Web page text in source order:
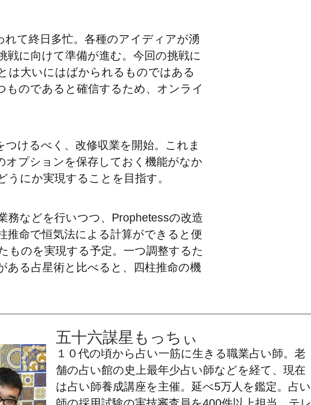
て終日多忙。各種のアイディアが湧
に向けて準備が進む。今回の挑戦に
は大いにはばかられるものではある
ものであると確信するため、オンライ
けるべく、改修収業を開始。これま
オプションを保存しておく機能がなか
にか実現することを目指す。
務などを行いつつ、Prophetessの改造
推命で恒気法による計算ができると便
ものを実現する予定。一つ調整するた
る占星術と比べると、四柱推命の機
五十六謀星もっちぃ
１０代の頃から占い一筋に生きる職業占い師。老
舗の占い館の史上最年少占い師などを経て、現在
は占い師養成講座を主催。延べ5万人を鑑定。占い